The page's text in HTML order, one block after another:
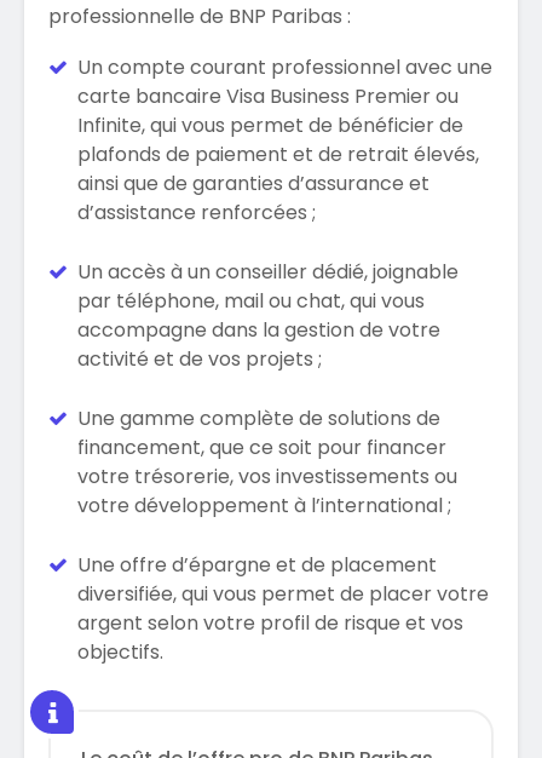
professionnelle de BNP Paribas :
Un compte courant professionnel avec une
carte bancaire Visa Business Premier ou
Infinite, qui vous permet de bénéficier de
plafonds de paiement et de retrait élevés,
ainsi que de garanties d’assurance et
d’assistance renforcées ;
Un accès à un conseiller dédié, joignable
par téléphone, mail ou chat, qui vous
accompagne dans la gestion de votre
activité et de vos projets ;
Une gamme complète de solutions de
financement, que ce soit pour financer
votre trésorerie, vos investissements ou
votre développement à l’international ;
Une offre d’épargne et de placement
diversifiée, qui vous permet de placer votre
argent selon votre profil de risque et vos
objectifs.